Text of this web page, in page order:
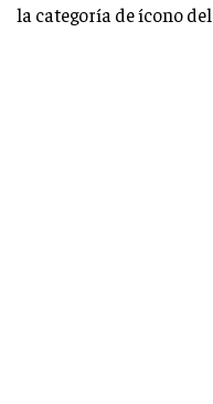
la categoría de ícono